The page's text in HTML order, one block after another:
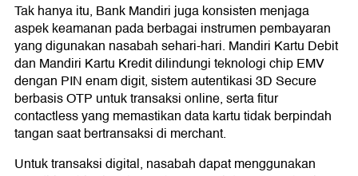
Tak hanya itu, Bank Mandiri juga konsisten menjaga
aspek keamanan pada berbagai instrumen pembayaran
yang digunakan nasabah sehari-hari. Mandiri Kartu Debit
dan Mandiri Kartu Kredit dilindungi teknologi chip EMV
dengan PIN enam digit, sistem autentikasi 3D Secure
berbasis OTP untuk transaksi online, serta fitur
contactless yang memastikan data kartu tidak berpindah
tangan saat bertransaksi di merchant.
Untuk transaksi digital, nasabah dapat menggunakan